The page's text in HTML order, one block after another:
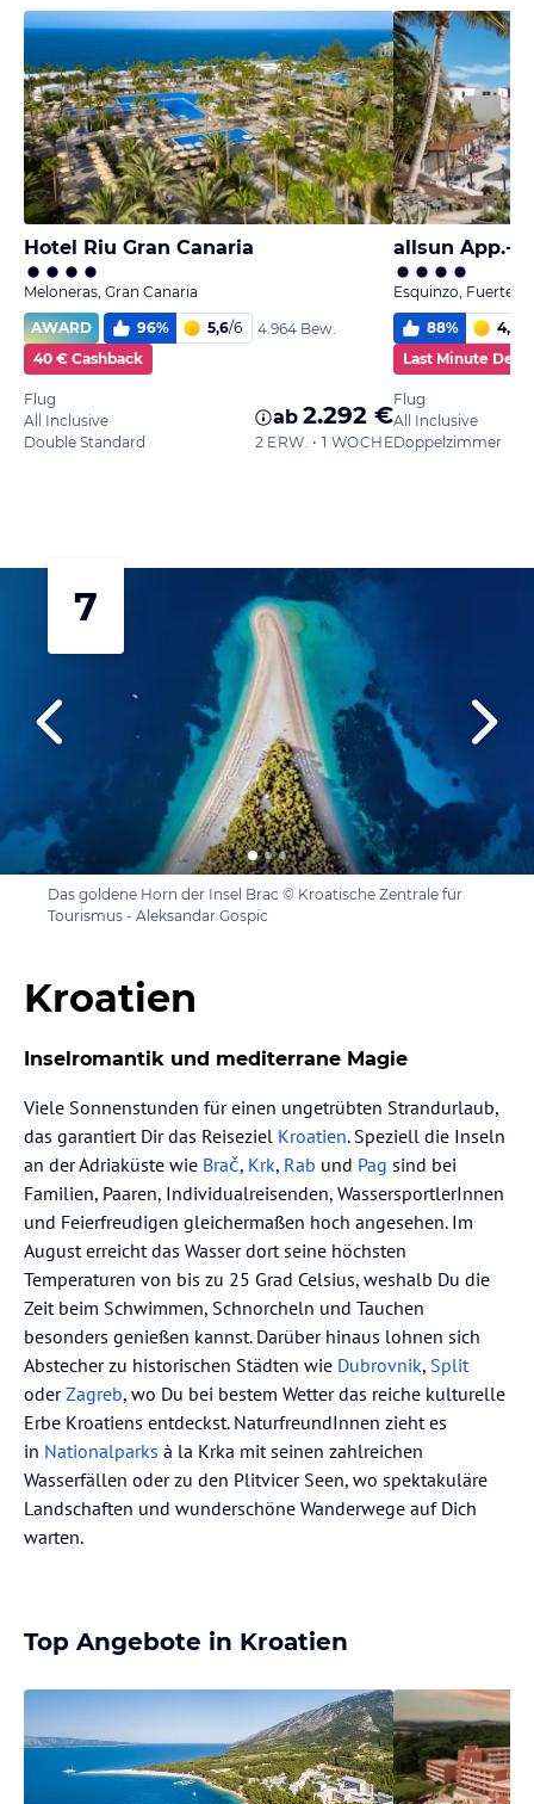
Hotel Riu Gran Canaria
Meloneras, Gran Canaria
AWARD
96% 5,6/6
4.964 Bew.
40 € Cashback
Flug
All Inclusive
Double Standard
ab 2.292 €
2 ERW. • 1 WOCHE
allsun App.-
Esquinzo,
88% 4,9
Last Minute Deal
Flug
All Inclusive
Doppelzimmer
7
Das goldene Horn der Insel Brac © Kroatische Zentrale für
Tourismus - Aleksandar Gospic
Kroatien
Inselromantik und mediterrane Magie
Viele Sonnenstunden für einen ungetrübten Strandurlaub,
das garantiert Dir das Reiseziel Kroatien. Speziell die Inseln
an der Adriaküste wie Brač, Krk, Rab und Pag sind bei
Familien, Paaren, Individualreisenden, WassersportlerInnen
und Feierfreudigen gleichermaßen hoch angesehen. Im
August erreicht das Wasser dort seine höchsten
Temperaturen von bis zu 25 Grad Celsius, weshalb Du die
Zeit beim Schwimmen, Schnorcheln und Tauchen
besonders genießen kannst. Darüber hinaus lohnen sich
Abstecher zu historischen Städten wie Dubrovnik, Split
oderZagreb, wo Du bei bestem Wetter das reiche kulturelle
Erbe Kroatiens entdeckst. NaturfreundInnen zieht es
in Nationalparks à la Krka mit seinen zahlreichen
Wasserfällen oder zu den Plitvicer Seen, wo spektakuläre
Landschaften und wunderschöne Wanderwege auf Dich
warten.
Top Angebote in Kroatien